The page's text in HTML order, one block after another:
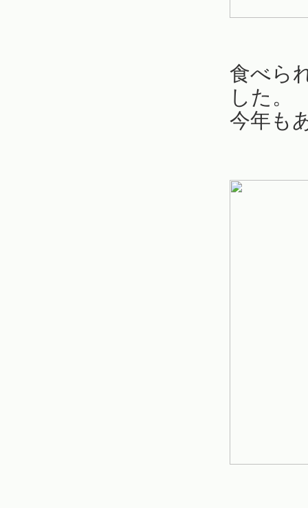
食べら
した。
今年も